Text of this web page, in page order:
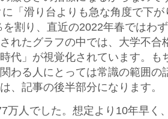
「滑り台よりも急な角度で下
を割り、直近の2022年春ではわ
れたグラフの中では、大学不合
代」が視覚化されています。も
わる人にとっては常識の範囲の
、記事の後半部分になります。
万人でした。想定より10年早く